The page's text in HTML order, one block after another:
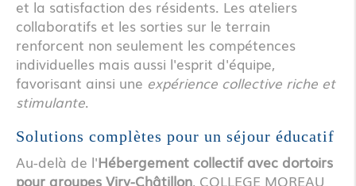
et la satisfaction des résidents. Les ateliers
collaboratifs et les sorties sur le terrain
renforcent non seulement les compétences
individuelles mais aussi l'esprit d'équipe,
favorisant ainsi une expérience collective riche et
stimulante.
Solutions complètes pour un séjour éducatif
Au-delà de l'Hébergement collectif avec dortoirs
pour groupes Viry-Châtillon, COLLEGE MOREAU